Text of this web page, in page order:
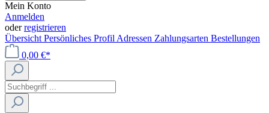
Mein Konto
Anmelden
oderregistrieren
Übersicht Persönliches Profil Adressen Zahlungsarten Bestellungen
0,00 €*